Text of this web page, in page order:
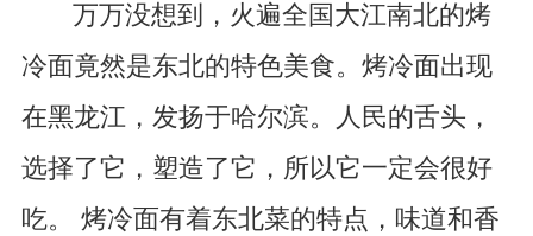
万万没想到，火遍全国大江南北的烤
冷面竟然是东北的特色美食。烤冷面出现
在黑龙江，发扬于哈尔滨。人民的舌头，
选择了它，塑造了它，所以它一定会很好
吃。 烤冷面有着东北菜的特点，味道和香